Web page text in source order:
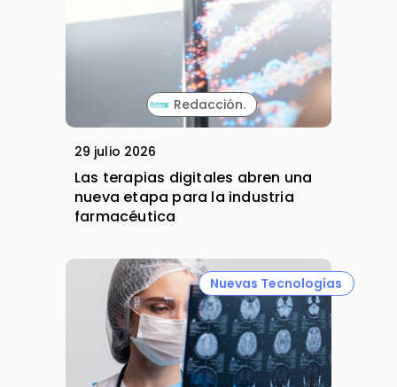
Redacción.
29 julio 2026
Las terapias digitales abren una
nueva etapa para la industria
farmacéutica
Nuevas Tecnologías